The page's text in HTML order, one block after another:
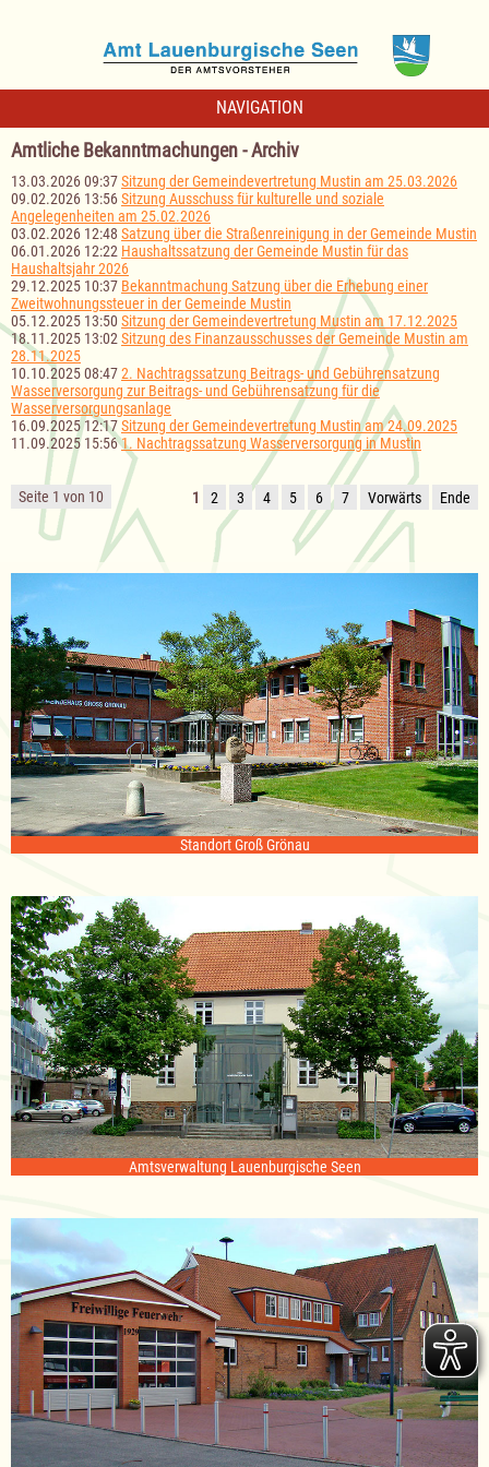
NAVIGATION
Amtliche Bekanntmachungen - Archiv
13.03.2026 09:37Sitzung der Gemeindevertretung Mustin am 25.03.2026
09.02.2026 13:56Sitzung Ausschuss für kulturelle und soziale
Angelegenheiten am 25.02.2026
03.02.2026 12:48 Satzung über die Straßenreinigung in der Gemeinde Mustin
06.01.2026 12:22 Haushaltssatzung der Gemeinde Mustin für das
Haushaltsjahr 2026
29.12.2025 10:37 Bekanntmachung Satzung über die Erhebung einer
Zweitwohnungssteuer in der Gemeinde Mustin
05.12.2025 13:50 Sitzung der Gemeindevertretung Mustin am 17.12.2025
18.11.2025 13:02 Sitzung des Finanzausschusses der Gemeinde Mustin am
28.11.2025
10.10.2025 08:472. Nachtragssatzung Beitrags- und Gebührensatzung
Wasserversorgung zur Beitrags- und Gebührensatzung für die
Wasserversorgungsanlage
16.09.2025 12:17Sitzung der Gemeindevertretung Mustin am 24.09.2025
11.09.2025 15:561. Nachtragssatzung Wasserversorgung in Mustin
Seite 1 von 10 1 2 3 4 5 6 7 Vorwärts Ende
Standort Groß Grönau
Amtsverwaltung Lauenburgische Seen